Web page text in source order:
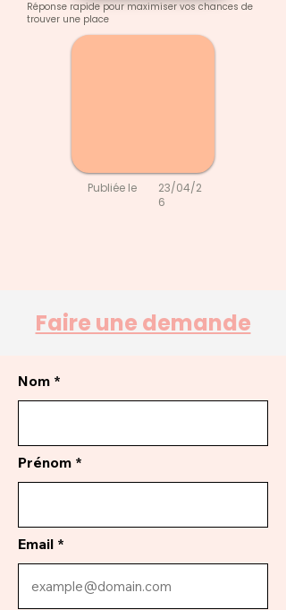
Réponse rapide pour maximiser vos chances de
trouver une place
Publiée le
23/04/2
6
Faire une demande
Nom
Prénom
Email